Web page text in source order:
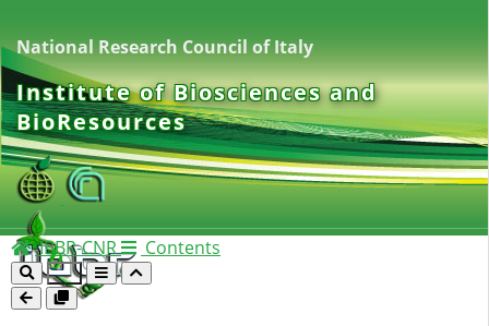
National Research Council of Italy
Institute of Biosciences and
BioResources
IBBR-CNR Contents